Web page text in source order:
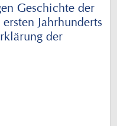
Geschichte der
Jahrhunderts
der